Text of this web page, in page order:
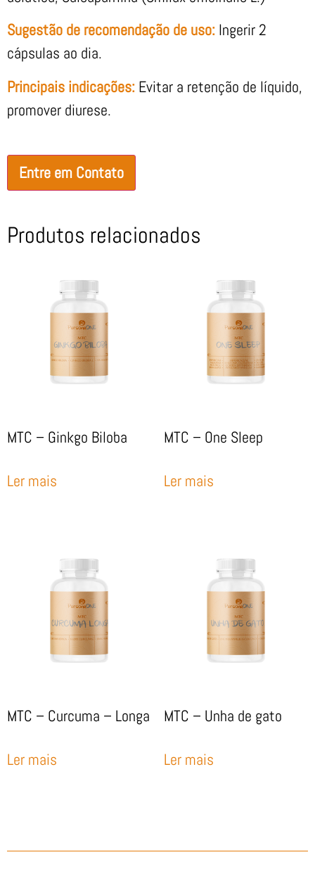
Sugestão de recomendação de uso: Ingerir 2
cápsulas ao dia.
Principais indicações: Evitar a retenção de líquido,
promover diurese.
Entre em Contato
Produtos relacionados
MTC – Ginkgo Biloba
Ler mais
MTC – One Sleep
Ler mais
MTC – Curcuma – Longa
Ler mais
MTC – Unha de gato
Ler mais